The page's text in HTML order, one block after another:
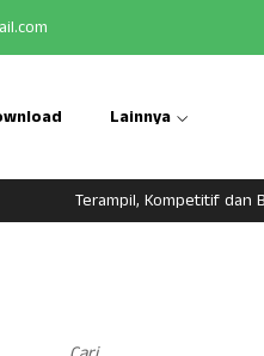
Lainnya
Terampil, Kompetitif dan